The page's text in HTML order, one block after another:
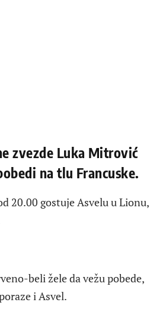
zvezde Luka Mitrović
na tlu Francuske.
20.00 gostuje Asvelu u Lionu,
beli žele da vežu pobede,
i Asvel.